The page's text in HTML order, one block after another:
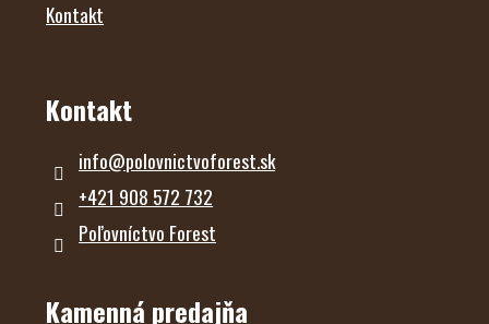
Kontakt
Kontakt
info@polovnictvoforest.sk
+421 908 572 732
Poľovníctvo Forest
Kamenná predajňa